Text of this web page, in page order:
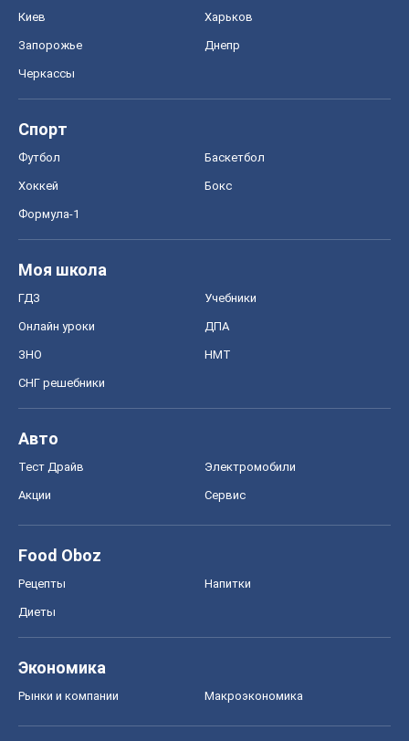
Киев Харьков
Запорожье Днепр
Черкассы
Спорт
Футбол Баскетбол
Хоккей Бокс
Формула-1
Моя школа
ГДЗ Учебники
Онлайн уроки ДПА
ЗНО НМТ
СНГ решебники
Авто
Тест Драйв Электромобили
Акции Сервис
Food Oboz
Рецепты Напитки
Диеты
Экономика
Рынки и компании Mакроэкономика